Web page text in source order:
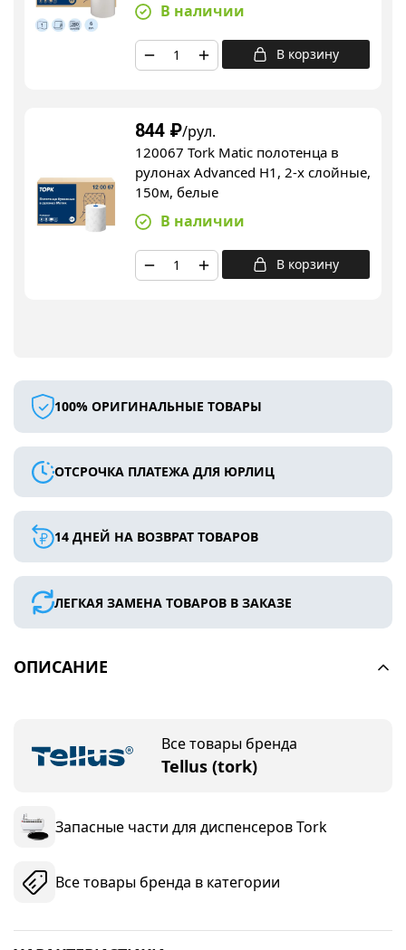
В наличии
В корзину
844 ₽/рул.
120067 Tork Matic полотенца в
рулонах Advanced H1, 2-х слойные,
150м, белые
В наличии
В корзину
100% ОРИГИНАЛЬНЫЕ ТОВАРЫ
ОТСРОЧКА ПЛАТЕЖА ДЛЯ ЮРЛИЦ
14 ДНЕЙ НА ВОЗВРАТ ТОВАРОВ
ЛЕГКАЯ ЗАМЕНА ТОВАРОВ В ЗАКАЗЕ
ОПИСАНИЕ
Все товары бренда
Tellus (tork)
Запасные части для диспенсеров Tork
Все товары бренда в категории